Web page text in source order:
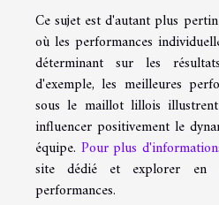
Ce sujet est d'autant plus
où les performances
déterminant sur les
d'exemple, les meilleures
sous le maillot lillois
influencer positivement le
équipe. Pour plus
site dédié et explorer en
performances.